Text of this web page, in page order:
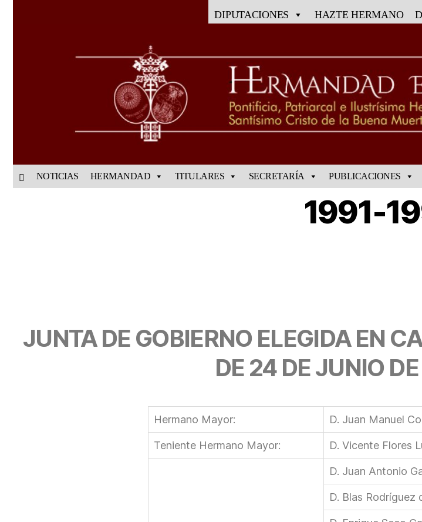
DIPUTACIONES HAZTE HERMANO
NOTICIAS HERMANDAD TITULARES SECRETARÍA PUBLICACIONES
1991-
JUNTA DE GOBIERNO ELEGIDA EN
DE 24 DE JUNIO
Hermano Mayor: D. Juan Manuel
Teniente Hermano Mayor: D. Vicente Flores
D. Juan Antonio
D. Blas Rodríguez